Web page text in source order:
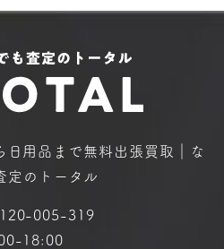
日用品まで無料出張買取｜な
定のトータル
005-319
18:00